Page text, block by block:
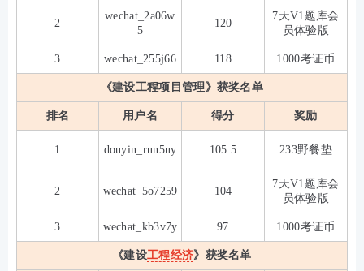
2
wechat_2a06w
5
120
7天V1题库会
员体验版
3 wechat_255j66 118 1000考证币
《建设工程项目管理》获奖名单
排名 用户名 得分 奖励
1 douyin_run5uy 105.5 233野餐垫
2 wechat_5o7259 104
7天V1题库会
员体验版
3 wechat_kb3v7y 97 1000考证币
《建设工程经济》获奖名单